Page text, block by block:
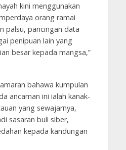
kini menggunakan
orang ramai
palsu, pancingan data
penipuan lain yang
besar kepada mangsa,”
bahawa kumpulan
ancaman ini ialah kanak-
yang sewajarnya,
sasaran buli siber,
kepada kandungan